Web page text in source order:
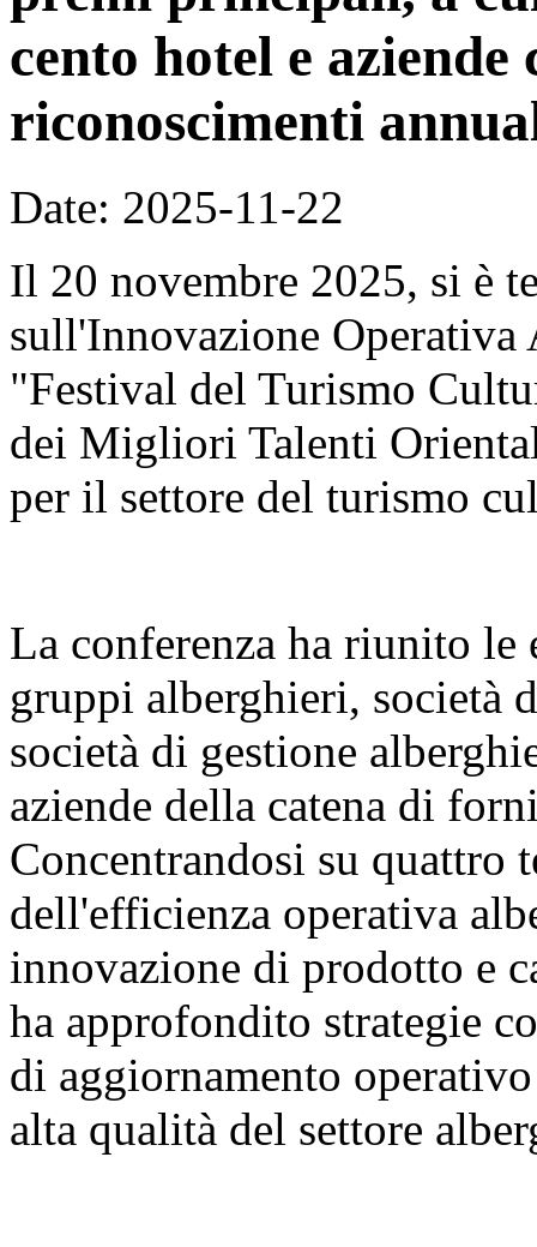
cento hotel e
riconoscimenti
Date: 2025-11-22
Il 20 novembre 2025, si è
sull'Innovazione
"Festival del Turismo
dei Migliori Talenti
per il settore del turismo
La conferenza ha riunito
gruppi alberghieri, società
società di gestione
aziende della catena di
Concentrandosi su
dell'efficienza operativa
innovazione di prodotto e
ha approfondito strategie
di aggiornamento
alta qualità del settore